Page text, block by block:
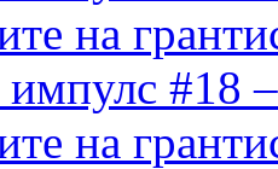
на
импулс #18
на